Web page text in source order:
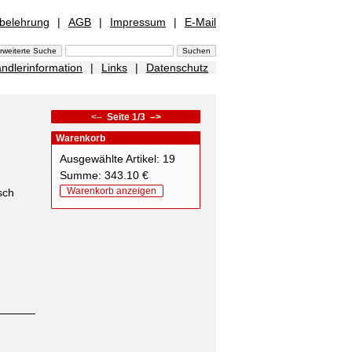
| AGB | Impressum | E-Mail
| Links | Datenschutz
<– Seite 1/3–>
Warenkorb
Ausgewählte Artikel: 19
Summe: 343.10 €
Warenkorb anzeigen